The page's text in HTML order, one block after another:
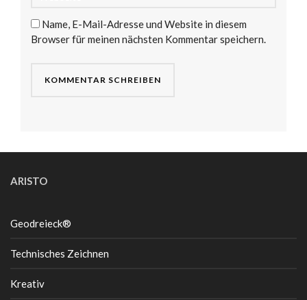
Name, E-Mail-Adresse und Website in diesem
Browser für meinen nächsten Kommentar speichern.
ARISTO
Geodreieck®
Technisches Zeichnen
Kreativ